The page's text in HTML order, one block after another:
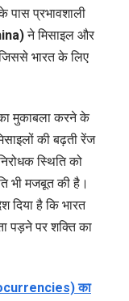
पास प्रभावशाली
ने मिसाइल और
जिससे भारत के लिए
मुकाबला करने के
की बढ़ती रेंज
स्थिति को
भी मजबूत की है।
दिया है कि भारत
पड़ने पर शक्ति का
का